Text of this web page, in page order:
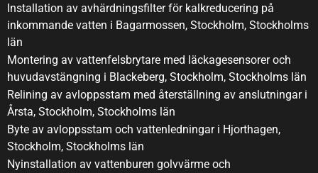
Installation av avhärdningsfilter för kalkreducering på
inkommande vatten i Bagarmossen, Stockholm, Stockholms
län
Montering av vattenfelsbrytare med läckagesensorer och
huvudavstängning i Blackeberg, Stockholm, Stockholms län
Relining av avloppsstam med återställning av anslutningar i
Årsta, Stockholm, Stockholms län
Byte av avloppsstam och vattenledningar i Hjorthagen,
Stockholm, Stockholms län
Nyinstallation av vattenburen golvvärme och